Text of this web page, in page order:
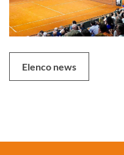
Elenco news